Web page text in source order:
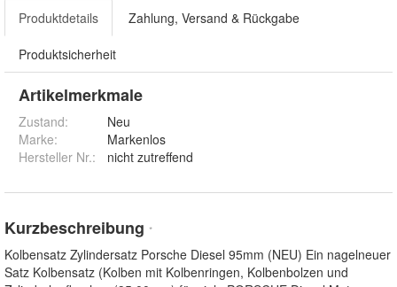
Produktdetails Zahlung, Versand & Rückgabe
Produktsicherheit
Artikelmerkmale
Zustand:
Neu
Marke:
Markenlos
Hersteller Nr.:
nicht zutreffend
Kurzbeschreibung *
Kolbensatz Zylindersatz Porsche Diesel 95mm (NEU) Ein nagelneuer
Satz Kolbensatz (Kolben mit Kolbenringen, Kolbenbolzen und